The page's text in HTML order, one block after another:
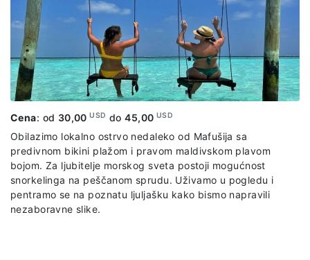
Cena: od 30,00USD do45,00 USD
Obilazimo lokalno ostrvo nedaleko od Mafušija sa
predivnom bikini plažom i pravom maldivskom plavom
bojom. Za ljubitelje morskog sveta postoji mogućnost
snorkelinga na peščanom sprudu. Uživamo u pogledu i
pentramo se na poznatu ljuljašku kako bismo napravili
nezaboravne slike.